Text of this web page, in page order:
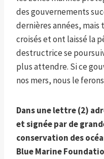
des gouvernements
dernières années, mais
croisés et ont laissé la
destructrice se
plus attendre. Si ce
nos mers, nous le
Dans une lettre (2)
et signée par de
conservation des
Blue Marine